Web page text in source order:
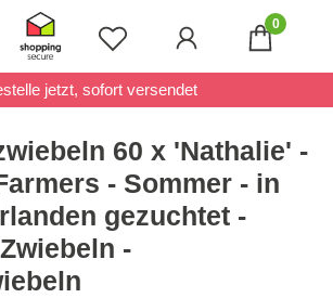
Du hast 0 Produkte auf
0
jetzt, sofort versendet
60 x 'Nathalie' -
- Sommer - in
gezuchtet -
-